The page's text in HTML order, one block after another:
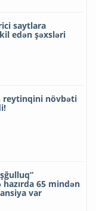
saytlara
edən şəxsləri
reytinqini növbəti
65 mindən
var